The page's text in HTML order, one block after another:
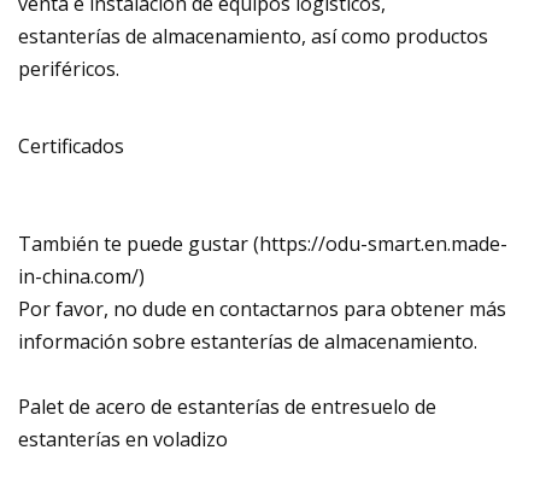
estanterías de almacenamiento, así como productos
periféricos.
Certificados
También te puede gustar (https://odu-smart.en.made-
in-china.com/)
Por favor, no dude en contactarnos para obtener más
información sobre estanterías de almacenamiento.
Palet de acero de estanterías de entresuelo de
estanterías en voladizo